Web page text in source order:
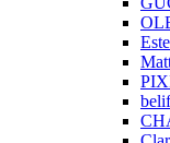
belif